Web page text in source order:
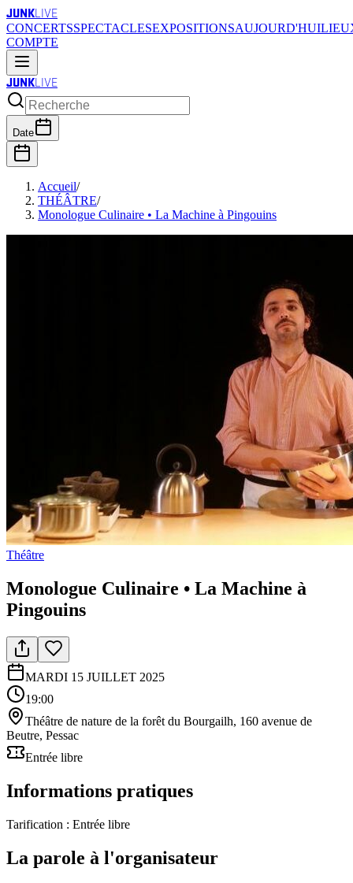
JUNKLIVE
CONCERTSSPECTACLESEXPOSITIONSAUJOURD'HUI
COMPTE
JUNKLIVE
Date
Accueil/
THÉÂTRE/
Monologue Culinaire • La Machine à Pingouins
Théâtre
Monologue Culinaire • La Machine à
Pingouins
MARDI 15 JUILLET 2025
19:00
Théâtre de nature de la forêt du Bourgailh, 160 avenue de
Beutre, Pessac
Entrée libre
Informations pratiques
Tarification : Entrée libre
La parole à l'organisateur